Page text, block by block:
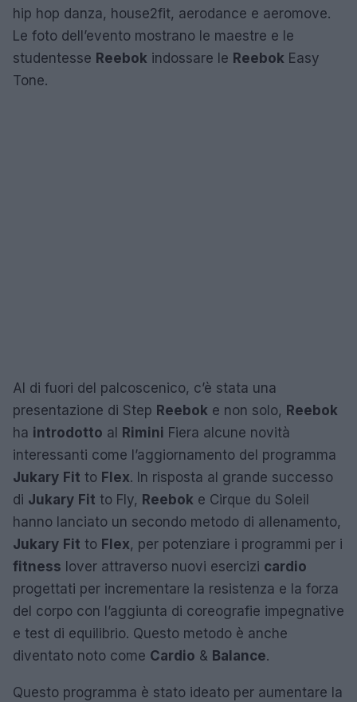
hip hop danza, house2fit, aerodance e aeromove.
Le foto dell’evento mostrano le maestre e le
studentesse Reebok indossare le Reebok Easy
Tone.
Al di fuori del palcoscenico, c’è stata una
presentazione di Step Reebok e non solo, Reebok
ha introdotto al Rimini Fiera alcune novità
interessanti come l’aggiornamento del programma
Jukary Fit to Flex. In risposta al grande successo
di Jukary Fit to Fly, Reebok e Cirque du Soleil
hanno lanciato un secondo metodo di allenamento,
Jukary Fit to Flex, per potenziare i programmi per i
fitness lover attraverso nuovi esercizi cardio
progettati per incrementare la resistenza e la forza
del corpo con l’aggiunta di coreografie impegnative
e test di equilibrio. Questo metodo è anche
diventato noto come Cardio & Balance.
Questo programma è stato ideato per aumentare la